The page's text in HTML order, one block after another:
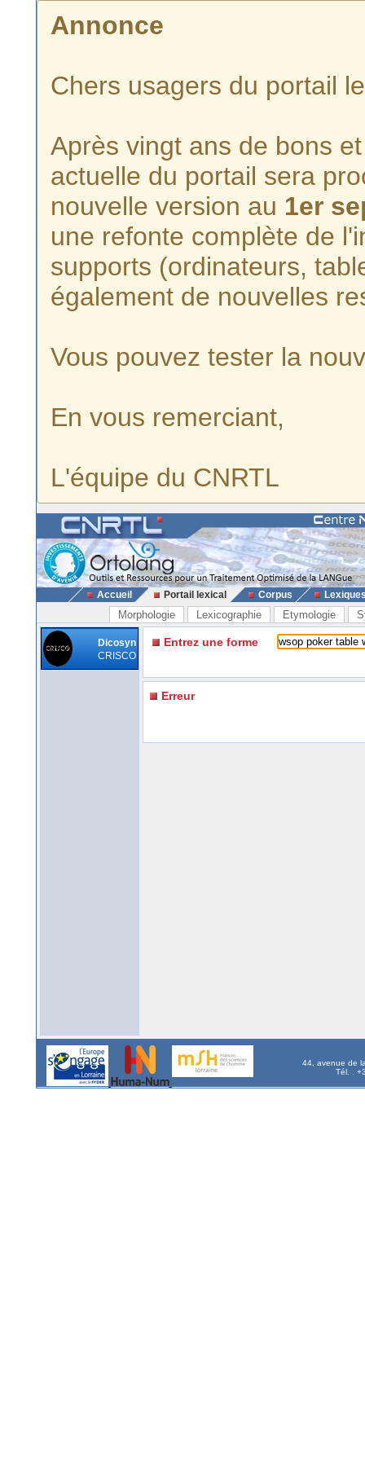
Annonce
Chers usagers du portail
Après vingt ans de bons
actuelle du portail sera
nouvelle version au 1er
une refonte complète de
supports (ordinateurs,
également de nouvelles
Vous pouvez tester la
En vous remerciant,
L'équipe du CNRTL
Accueil Portail lexical Corpus
Morphologie Lexicographie Etymologie
Dicosyn
CRISCO
Entrez une forme
Erreur
44, avenue de
Tél. :